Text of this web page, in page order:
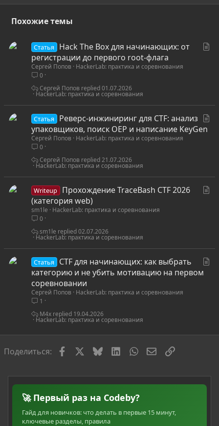
Похожие темы
Статья
Hack The Box для начинающих: от
регистрации до первого root-флага
Сергей Попов HackerLab: практика и соревнования
0
HackerLab: практика и соревнования
01.07.2026
Сергей Попов
Статья
Реверс-инжиниринг для CTF: анализ
упаковщиков, поиск OEP и написание KeyGen
Сергей Попов HackerLab: практика и соревнования
0
HackerLab: практика и соревнования
21.07.2026
Сергей Попов
Writeup
Прохождение TraceBash CTF 2026
(категория web)
sm1le
HackerLab: практика и соревнования
0
HackerLab: практика и соревнования
02.07.2026
sm1le
Статья
CTF для начинающих: как выбрать
категорию и не убить мотивацию на первом
соревновании
Сергей Попов HackerLab: практика и соревнования
1
HackerLab: практика и соревнования
19.04.2026
M4x
Поделиться: FacebookBlueskyLinkedInWhatsAppЭлектронная
Ссылка
🚀 Первый раз на Codeby?
Гайд для новичков: что делать в первые 15 минут,
ключевые разделы, правила